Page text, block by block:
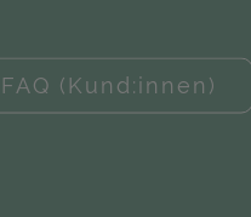
FAQ (Kund:innen)